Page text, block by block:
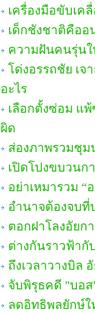
เครื่องมือขับเค
เด็กชังชาติคือ
ความฝันคนรุ่น
โด่งอรรถชัย เจ
อะไร
เลือกตั้งซ่อม แ
ผิด
ส่องภาพรวมชุม
เปิดโปงขบวนก
อย่าเหมารวม “
อำนาจต้องจบที่
ตอกฝาโลงอัยก
ต่างกันราวฟ้ากั
ถึงเวลาวางบิล
จับพิรุธคดี "บอ
ลดอิทธิพลยักษ์